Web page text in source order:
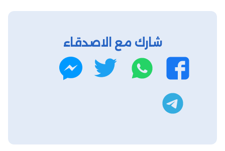
شارك مع الاصدقاء
فيسبوك واتساب تويتر